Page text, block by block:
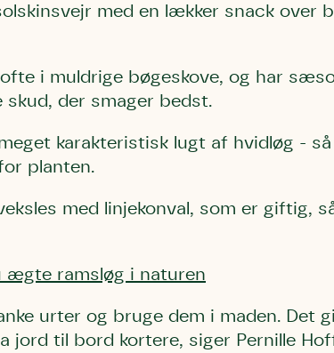
med en lækker snack over
ofte i muldrige bøgeskove, og har
der smager bedst.
karakteristisk lugt af hvidløg -
planten.
med linjekonval, som er giftig,
ægte ramsløg i naturen
urter og bruge dem i maden. Det
jord til bord kortere, siger Pernille